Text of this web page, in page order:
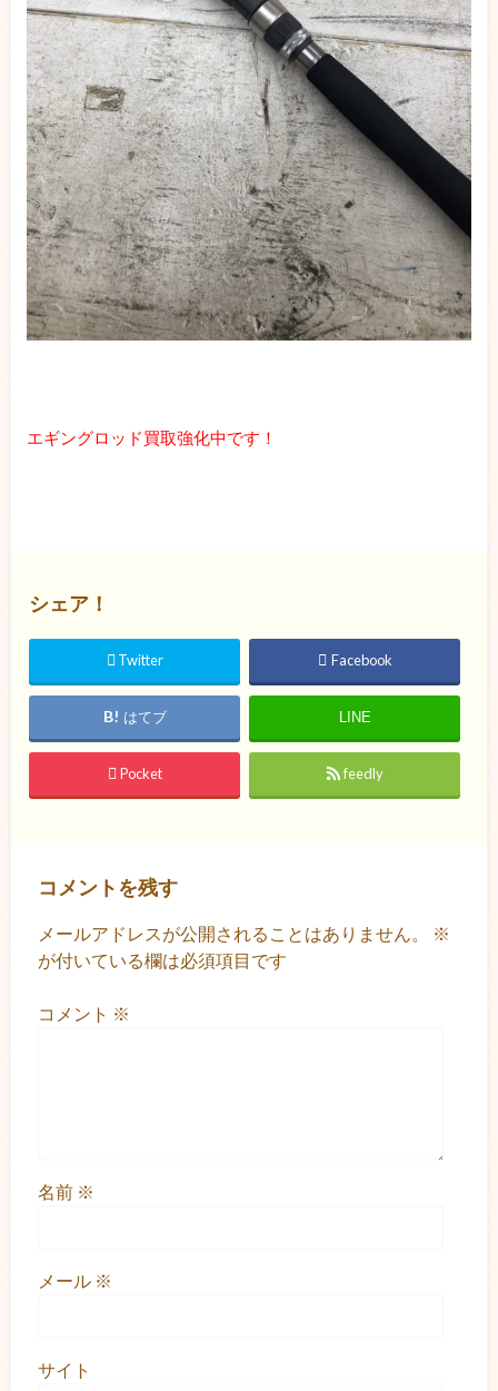
エギングロッド買取強化中です！
シェア！
Twitter Facebook
はてブ LINE
Pocket feedly
コメントを残す
メールアドレスが公開されることはありません。
※
が付いている欄は必須項目です
コメント ※
名前 ※
メール ※
サイト